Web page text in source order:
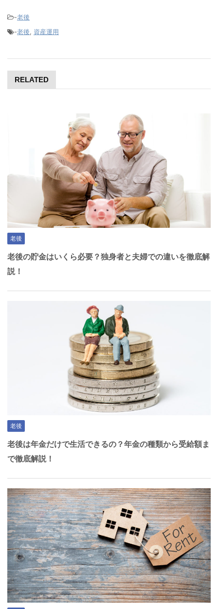
-老後
-老後, 資産運用
RELATED
老後
老後の貯金はいくら必要？独身者と夫婦での違いを徹底解
説！
老後
老後は年金だけで生活できるの？年金の種類から受給額ま
で徹底解説！